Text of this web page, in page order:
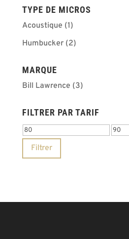
TYPE DE MICROS
Acoustique (1)
Humbucker (2)
MARQUE
Bill Lawrence (3)
FILTRER PAR TARIF
Prix
min
Prix
Filtrer